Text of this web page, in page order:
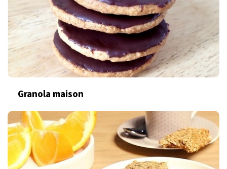
Granola maison